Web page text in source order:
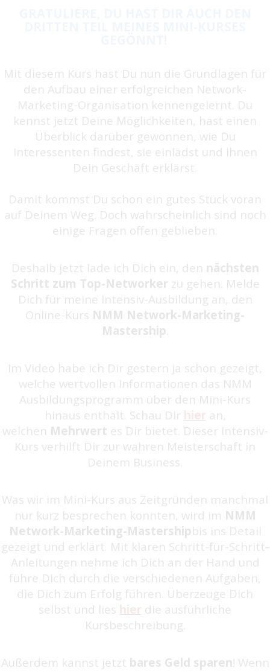
Mit diesem Kurs hast Du nun die Grundlagen für
den Aufbau einer erfolgreichen Network-
Marketing-Organisation kennengelernt. Du
kennst jetzt Deine Möglichkeiten, hast einen
Überblick darüber gewonnen, wie Du
Interessenten findest, sie einlädst und ihnen
Dein Geschäft erklärst.
Damit kommst Du schon ein gutes Stück voran
auf Deinem Weg. Doch wahrscheinlich sind noch
einige Fragen offen geblieben.
Deshalb jetzt lade ich Dich ein, den nächsten
Schritt zum Top-Networker zu gehen. Melde
Dich für meine Intensiv-Ausbildung an, den
Online-Kurs NMM Network-Marketing-
Mastership
Im Video habe ich Dir gestern ja schon gezeigt,
welche wertvollen Informationen das NMM
Ausbildungsprogramm über den Mini-Kurs
hinaus enthält. Schau Dir
an,
welchen Mehrwert es Dir bietet. Dieser Intensiv-
Kurs verhilft Dir zur wahren Meisterschaft in
Deinem Business.
Was wir im Mini-Kurs aus Zeitgründen manchmal
nur kurz besprechen konnten, wird im NMM
Network-Marketing-Mastershipbis ins Detail
gezeigt und erklärt. Mit klaren Schritt-für-Schritt-
Anleitungen nehme ich Dich an der Hand und
führe Dich durch die verschiedenen Aufgaben,
die Dich zum Erfolg führen. Überzeuge Dich
selbst und lies
die ausführliche
Kursbeschreibung.
Außerdem kannst jetzt bares Geld sparen! Wenn